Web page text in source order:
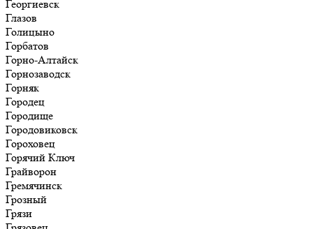
Георгиевск
Глазов
Голицыно
Горбатов
Горно-Алтайск
Горнозаводск
Горняк
Городец
Городище
Городовиковск
Гороховец
Горячий Ключ
Грайворон
Гремячинск
Грозный
Грязи